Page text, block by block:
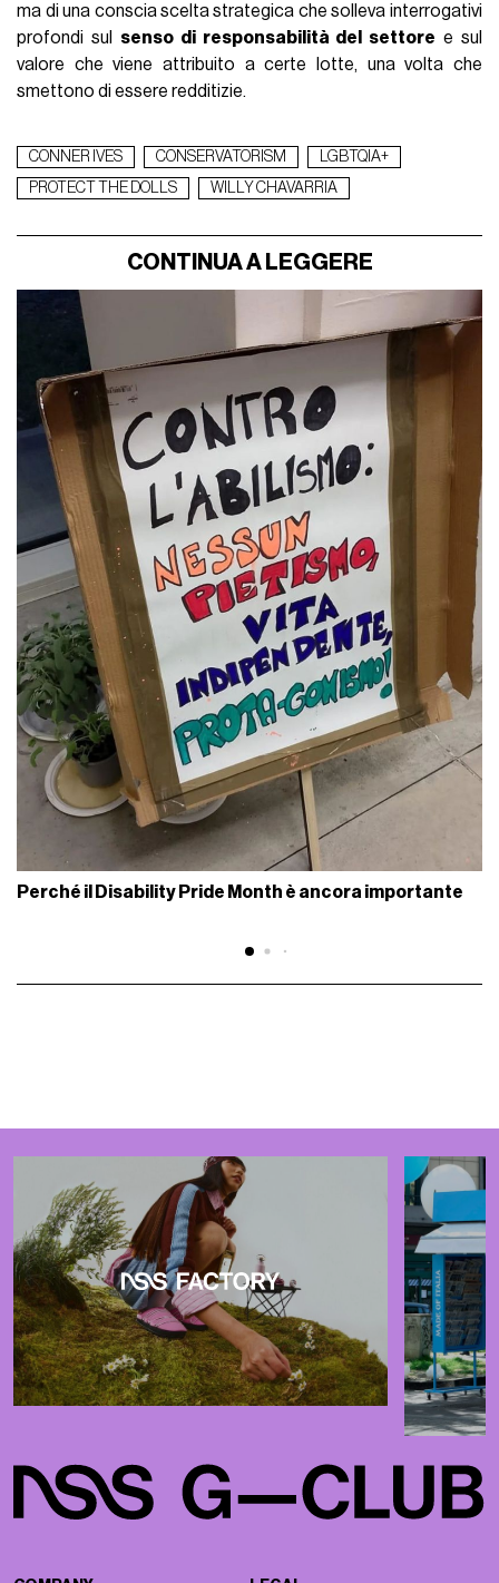
ma di una conscia scelta strategica che solleva interrogativi
profondi sul senso di responsabilità del settore e sul
valore che viene attribuito a certe lotte, una volta che
smettono di essere redditizie.
CONNER IVES CONSERVATORISM
LGBTQIA+
PROTECT THE DOLLS
WILLY CHAVARRIA
CONTINUA A LEGGERE
Perché il Disability Pride Month è ancora importante